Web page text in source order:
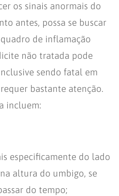
os sinais anormais do
antes, possa se buscar
de inflamação
não tratada pode
sendo fatal em
bastante atenção.
incluem:
especificamente do lado
altura do umbigo, se
do tempo;